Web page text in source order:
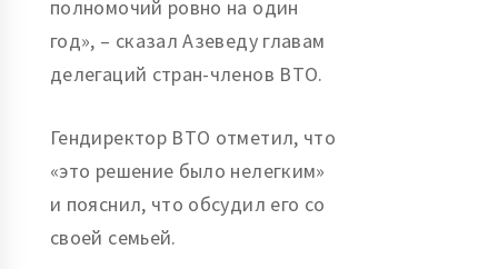
полномочий ровно на один
год», – сказал Азеведу главам
делегаций стран-членов ВТО.
Гендиректор ВТО отметил, что
«это решение было нелегким»
и пояснил, что обсудил его со
своей семьей.